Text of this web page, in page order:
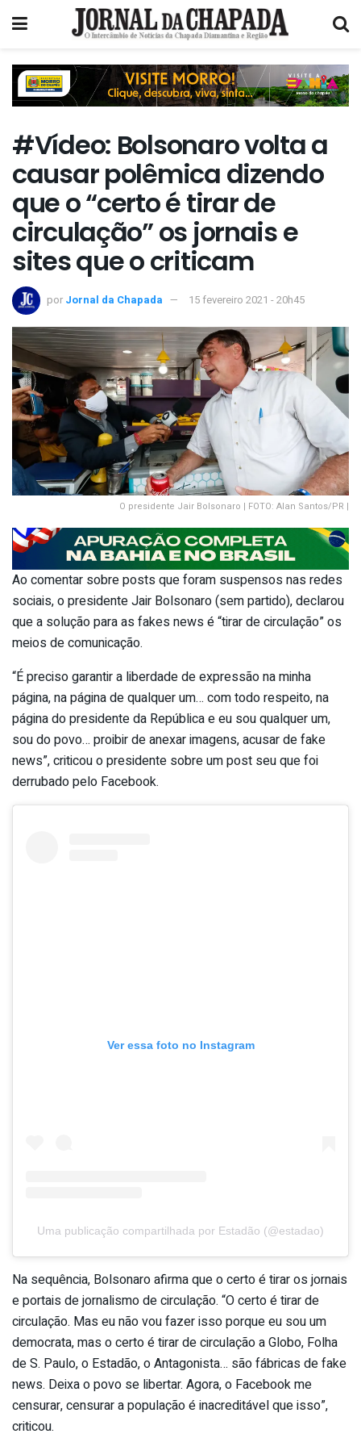
#Vídeo: Bolsonaro volta a
causar polêmica dizendo
que o “certo é tirar de
circulação” os jornais e
sites que o criticam
por Jornal da Chapada 15 fevereiro 2021 - 20h45
O presidente Jair Bolsonaro | FOTO: Alan Santos/PR |
Ao comentar sobre posts que foram suspensos nas redes
sociais, o presidente Jair Bolsonaro (sem partido), declarou
que a solução para as fakes news é “tirar de circulação” os
meios de comunicação.
“É preciso garantir a liberdade de expressão na minha
página, na página de qualquer um… com todo respeito, na
página do presidente da República e eu sou qualquer um,
sou do povo… proibir de anexar imagens, acusar de fake
news”, criticou o presidente sobre um post seu que foi
derrubado pelo Facebook.
Ver essa foto no Instagram
Uma publicação compartilhada por Estadão (@estadao)
Na sequência, Bolsonaro afirma que o certo é tirar os jornais
e portais de jornalismo de circulação. “O certo é tirar de
circulação. Mas eu não vou fazer isso porque eu sou um
democrata, mas o certo é tirar de circulação a Globo, Folha
de S. Paulo, o Estadão, o Antagonista… são fábricas de fake
news. Deixa o povo se libertar. Agora, o Facebook me
censurar, censurar a população é inacreditável que isso”,
criticou.